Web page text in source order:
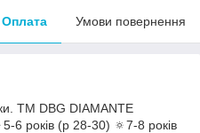
Оплата Умови повернення
ТМ DBG DIAMANTE
6 років (р 28-30) 🔅7-8 років